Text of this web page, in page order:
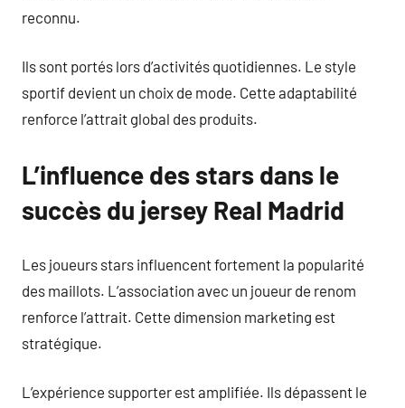
reconnu.
Ils sont portés lors d’activités quotidiennes. Le style
sportif devient un choix de mode. Cette adaptabilité
renforce l’attrait global des produits.
L’influence des stars dans le
succès du jersey Real Madrid
Les joueurs stars influencent fortement la popularité
des maillots. L’association avec un joueur de renom
renforce l’attrait. Cette dimension marketing est
stratégique.
L’expérience supporter est amplifiée. Ils dépassent le